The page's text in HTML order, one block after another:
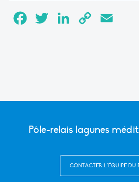
FacebookTwitter LinkedInCopy
Pôle-relais lagunes
CONTACTER L’ÉQUIPE DU